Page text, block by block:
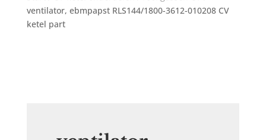
ventilator, ebmpapst RLS144/1800-3612-010208 CV
ketel part